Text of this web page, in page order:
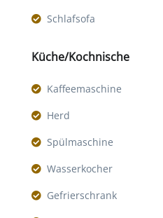
Schlafsofa
Küche/Kochnische
Kaffeemaschine
Herd
Spülmaschine
Wasserkocher
Gefrierschrank